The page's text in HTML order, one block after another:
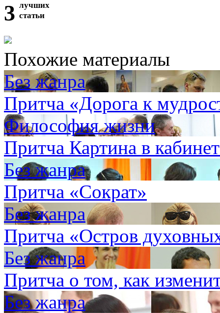
3 лучших
статьи
Похожие материалы
Без жанра
Притча «Дорога к
Философия жизни
Притча Картина в
Без жанра
Притча «Сократ»
Без жанра
Притча «Остров
Без жанра
Притча о том, как
Без жанра